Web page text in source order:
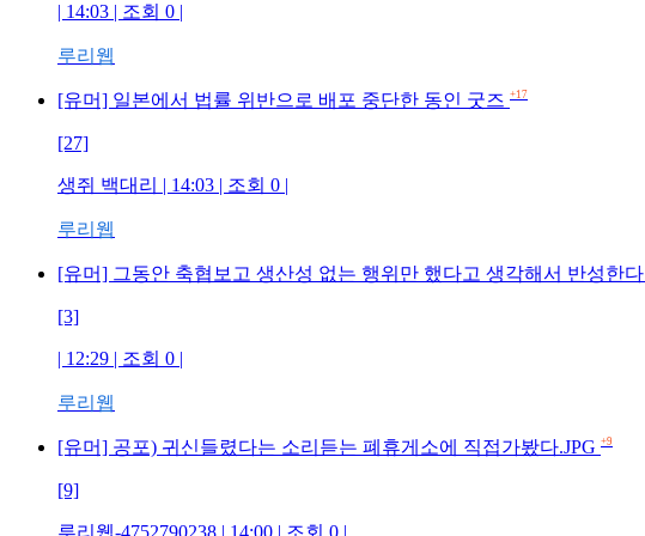
| 14:03 | 조회 0 |
루리웹
[유머] 일본에서 법률 위반으로 배포 중단한 동인 굿즈 +17
[27]
생쥐 백대리 | 14:03 | 조회 0 |
루리웹
[유머] 그동안 축협보고 생산성 없는 행위만 했다고 생각해서 반성한다
[3]
| 12:29 | 조회 0 |
루리웹
[유머] 공포) 귀신들렸다는 소리듣는 폐휴게소에 직접가봤다.JPG +9
[9]
루리웹-4752790238 | 14:00 | 조회 0 |